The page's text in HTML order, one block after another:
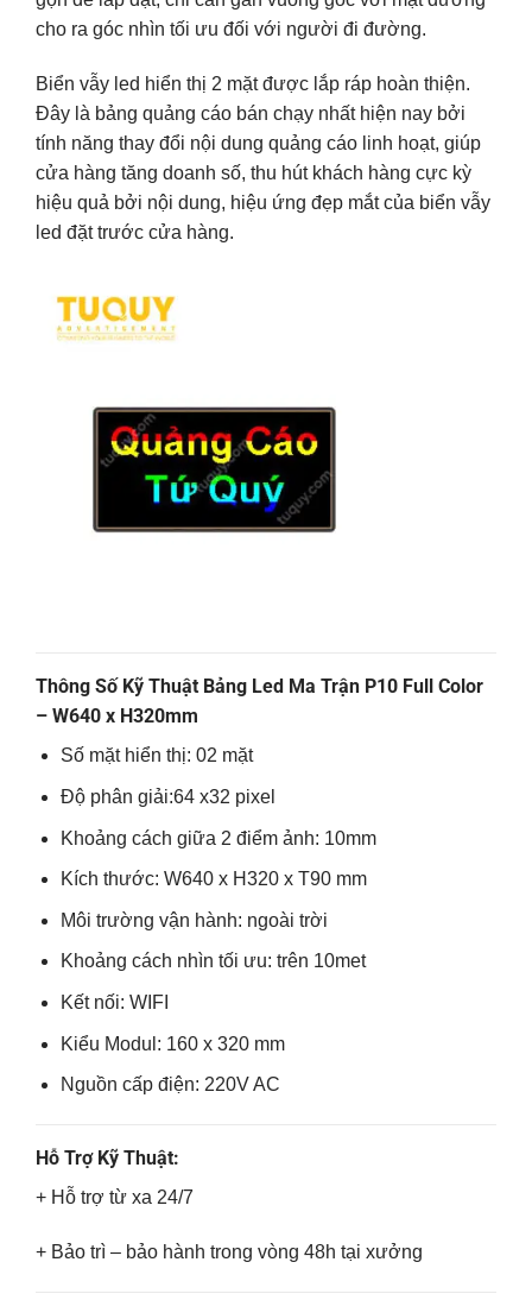
cho ra góc nhìn tối ưu đối với người đi đường.
Biển vẫy led hiển thị 2 mặt được lắp ráp hoàn thiện.
Đây là bảng quảng cáo bán chạy nhất hiện nay bởi
tính năng thay đổi nội dung quảng cáo linh hoạt, giúp
cửa hàng tăng doanh số, thu hút khách hàng cực kỳ
hiệu quả bởi nội dung, hiệu ứng đẹp mắt của biển vẫy
led đặt trước cửa hàng.
Thông Số Kỹ Thuật Bảng Led Ma Trận P10 Full Color
– W640 x H320mm
Số mặt hiển thị: 02 mặt
Độ phân giải:64x32 pixel
Khoảng cách giữa 2 điểm ảnh: 10mm
Kích thước: W640x H320x T90 mm
Môi trường vận hành: ngoài trời
Khoảng cách nhìn tối ưu: trên 10met
Kết nối: WIFI
Kiểu Modul: 160 x 320 mm
Nguồn cấp điện: 220V AC
Hỗ Trợ Kỹ Thuật:
+ Hỗ trợ từ xa 24/7
+ Bảo trì – bảo hành trong vòng 48h tại xưởng